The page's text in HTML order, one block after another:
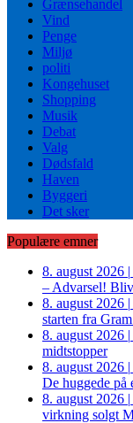
Grænsehandel
Vind
Penge
Miljø
politi
Kongehuset
Shopping
Musik
Debat
Valg
Dødsfald
Haven
Byggeri
Det sker
Populære emner
8. august 2026 |
– Advarsel!
8. august 2026 |
starten fra
8. august 2026 |
midtstopper
8. august 2026 |
De huggede på
8. august 2026 |
virkning solgt